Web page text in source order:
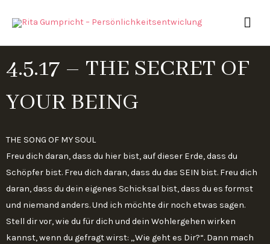
Inhalt
4.5.17 – THE SECRET OF
YOUR BEING
THE SONG OF MY SOUL
Freu dich daran, dass du hier bist, auf dieser Erde, dass du
Schöpfer bist. Freu dich daran, dass du das SEIN bist. Freu dich
daran, dass du dein eigenes Schicksal bist, dass du es formst
und niemand anders. Und ich möchte dir noch etwas sagen.
Stell dir vor, wie du für dich und dein Wohlergehen wirken
kannst, wenn du gefragt wirst: „Wie geht es Dir?“. Dann mach